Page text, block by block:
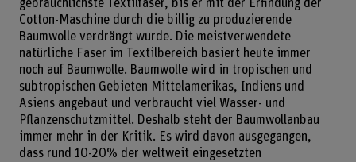
gebräuchlichste Textilfaser, bis er mit der Erfindung der
Cotton-Maschine durch die billig zu produzierende
Baumwolle verdrängt wurde. Die meistverwendete
natürliche Faser im Textilbereich basiert heute immer
noch auf Baumwolle. Baumwolle wird in tropischen und
subtropischen Gebieten Mittelamerikas, Indiens und
Asiens angebaut und verbraucht viel Wasser- und
Pflanzenschutzmittel. Deshalb steht der Baumwollanbau
immer mehr in der Kritik. Es wird davon ausgegangen,
dass rund 10-20% der weltweit eingesetzten